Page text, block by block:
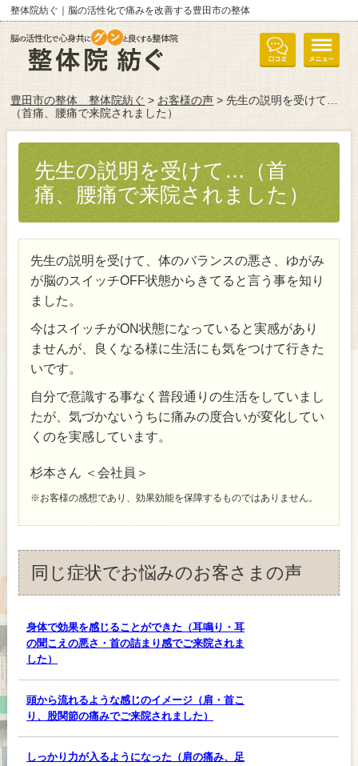
整体院紡ぐ｜脳の活性化で痛みを改善する豊田市の整体
豊田市の整体 整体院紡ぐ > お客様の声 > 先生の説明を受けて…
（首痛、腰痛で来院されました）
先生の説明を受けて…（首
痛、腰痛で来院されました）
先生の説明を受けて、体のバランスの悪さ、ゆがみ
が脳のスイッチOFF状態からきてると言う事を知り
ました。
今はスイッチがON状態になっていると実感があり
ませんが、良くなる様に生活にも気をつけて行きた
いです。
自分で意識する事なく普段通りの生活をしていまし
たが、気づかないうちに痛みの度合いが変化してい
くのを実感しています。
杉本さん ＜会社員＞
※お客様の感想であり、効果効能を保障するものではありません。
同じ症状でお悩みのお客さまの声
身体で効果を感じることができた（耳鳴り・耳
の聞こえの悪さ・首の詰まり感でご来院されま
した）
頭から流れるような感じのイメージ（肩・首こ
り、股関節の痛みでご来院されました）
しっかり力が入るようになった（肩の痛み、足